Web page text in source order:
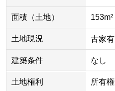
面積（土地） 153m²
土地現況 古家有
建築条件 なし
土地権利 所有権